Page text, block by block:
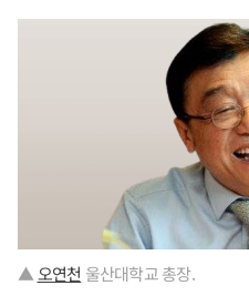
▲오연천 울산대학교 총장.